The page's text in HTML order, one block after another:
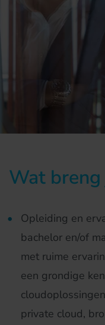
Wat breng
Opleiding en
bachelor en/of
met ruime
een grondige
private cloud,